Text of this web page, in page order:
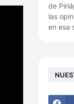
de
las
en esa